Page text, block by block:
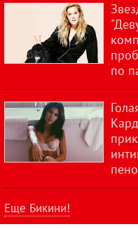
по
Еще Бикини!